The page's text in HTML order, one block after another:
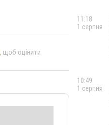
, щоб оцінити
11:18
1 серпня
10:49
1 серпня